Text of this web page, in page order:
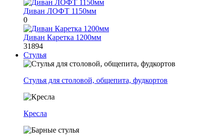
Диван ЛОФТ 1150мм
0
Диван Каретка 1200мм
31894
Стулья
Стулья для столовой, общепита, фудкортов
Кресла